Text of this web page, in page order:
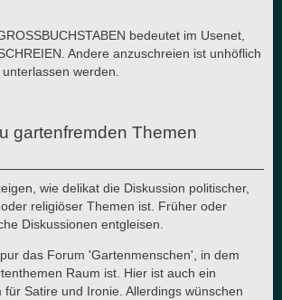
bedeutet im Usenet,
Andere anzuschreien ist unhöflich
werden.
gartenfremden Themen
wie delikat die Diskussion politischer,
religiöser Themen ist. Früher oder
Diskussionen entgleisen.
das Forum 'Gartenmenschen', in dem
Raum ist. Hier ist auch ein
Satire und Ironie. Allerdings wünschen